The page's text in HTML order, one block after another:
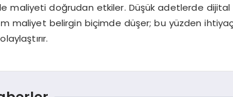
maliyeti doğrudan etkiler. Düşük adetlerde dijital
maliyet belirgin biçimde düşer; bu yüzden